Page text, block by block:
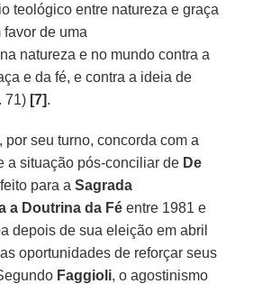
teológico entre natureza e graça
de uma
natureza e no mundo contra a
e da fé, e contra a ideia de
71) [7].
, por seu turno, concorda com a
a situação pós-conciliar de De
para aSagrada
a Doutrina da Fé entre 1981 e
depois de sua eleição em abril
oportunidades de reforçar seus
Faggioli, o agostinismo